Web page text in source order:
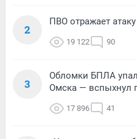
2
ПВО отражает
19 122 90
3
Обломки БПЛА
Омска — вспыхнул
17 896 41